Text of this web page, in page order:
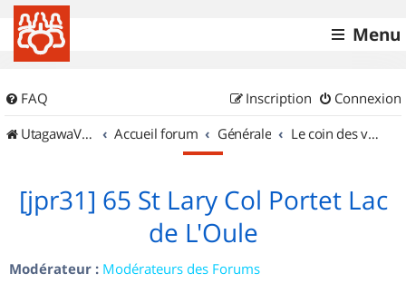
Menu
FAQ Connexion
Inscription
UtagawaVTT (Randos VTT et VTTAE avec traces GPS)
Accueil forum Générale Le coin des vidéastes
[jpr31] 65 St Lary Col Portet Lac
de L'Oule
Modérateur : Modérateurs des Forums